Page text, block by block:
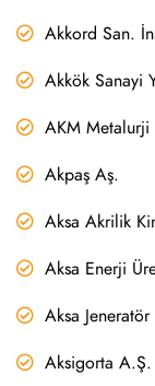
Akkord San.
Akkök Sanayi
AKM Metalurji
Akpaş Aş.
Aksa Akrilik
Aksa Enerji
Aksa
Aksigorta A.Ş.